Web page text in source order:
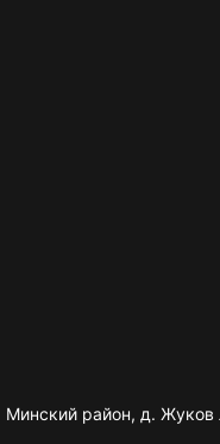
Минский район, д. Жуков